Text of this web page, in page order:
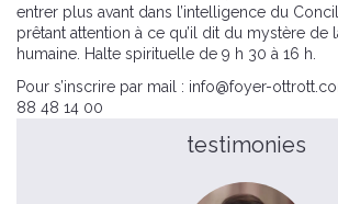
entrer plus avant dans l’intelligence du
prêtant attention à ce qu’il dit du mystère de
humaine. Halte spirituelle de 9 h 30 à 16 h.
Pour s’inscrire par mail : info@foyer-
88 48 14 00
testimonies